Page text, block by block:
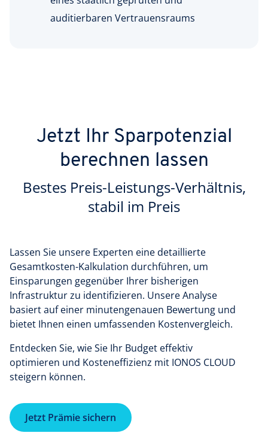
auditierbaren Vertrauensraums
Jetzt Ihr Sparpotenzial
berechnen lassen
Bestes Preis-Leistungs-Verhältnis,
stabil im Preis
Lassen Sie unsere Experten eine detaillierte
Gesamtkosten-Kalkulation durchführen, um
Einsparungen gegenüber Ihrer bisherigen
Infrastruktur zu identifizieren. Unsere Analyse
basiert auf einer minutengenauen Bewertung und
bietet Ihnen einen umfassenden Kostenvergleich.
Entdecken Sie, wie Sie Ihr Budget effektiv
optimieren und Kosteneffizienz mit IONOS CLOUD
steigern können.
Jetzt Prämie sichern